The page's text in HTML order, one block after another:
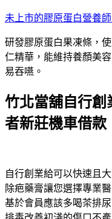
跳
主
要
內
未上市的膠原蛋白營養
研發膠原蛋白果凍條，
仁精華，能維持養顏美
易吞嚥。
竹北當舖自行創
者新莊機車借款
自行創業給可以快速且
除疤藥膏讓您選擇專業
基於會員應該多喝茶排